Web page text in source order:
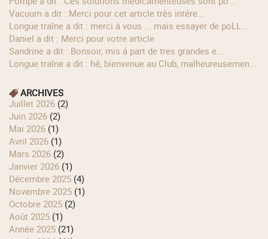
Vacuum a dit : Merci pour cet article très intére...
longue traîne a dit : merci à vous ... mais essayer de poLL...
Daniel a dit : Merci pour votre article
Sandrine a dit : Bonsoir, mis á part de tres grandes e...
longue traîne a dit : hé, bienvenue au Club, malheureusemen...
ARCHIVES
juillet 2026 (2)
juin 2026 (2)
mai 2026 (1)
avril 2026 (1)
mars 2026 (2)
janvier 2026 (1)
décembre 2025 (4)
novembre 2025 (1)
octobre 2025 (2)
août 2025 (1)
année 2025 (21)